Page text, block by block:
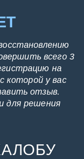
всего 3
на
которой у вас
отзыв.
для решения